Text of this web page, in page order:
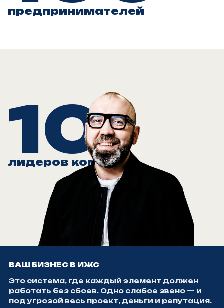
предпринимателей
10
лидеров команд
ВАШ БИЗНЕС В ИЖС
Это система, где каждый элемент должен
работать без сбоев. Одно слабое звено — и
под угрозой весь проект, деньги и репутация.